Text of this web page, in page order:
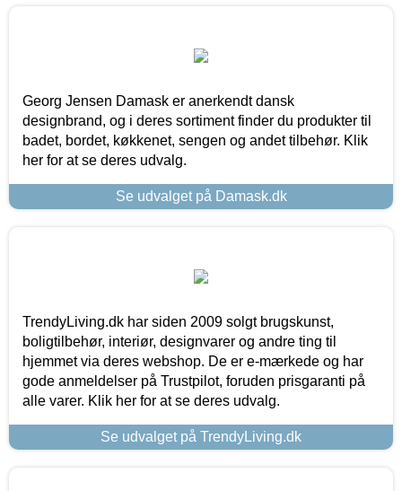
Georg Jensen Damask er anerkendt dansk
designbrand, og i deres sortiment finder du produkter til
badet, bordet, køkkenet, sengen og andet tilbehør. Klik
her for at se deres udvalg.
Se udvalget på Damask.dk
TrendyLiving.dk har siden 2009 solgt brugskunst,
boligtilbehør, interiør, designvarer og andre ting til
hjemmet via deres webshop. De er e-mærkede og har
gode anmeldelser på Trustpilot, foruden prisgaranti på
alle varer. Klik her for at se deres udvalg.
Se udvalget på TrendyLiving.dk